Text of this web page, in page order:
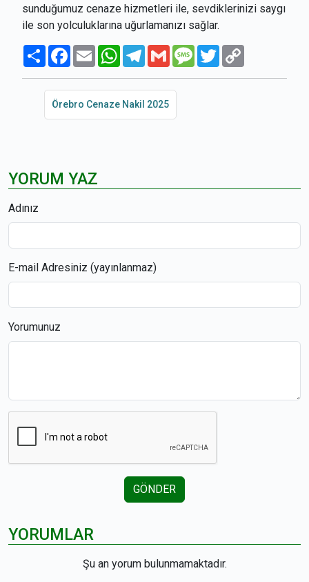
sunduğumuz cenaze hizmetleri ile, sevdiklerinizi saygı
ile son yolculuklarına uğurlamanızı sağlar.
PaylaşFacebook
Email WhatsAppTelegram
Gmail Message
Twitter
Örebro Cenaze Nakil 2025
YORUM YAZ
Adınız
E-mail Adresiniz (yayınlanmaz)
Yorumunuz
GÖNDER
YORUMLAR
Şu an yorum bulunmamaktadır.